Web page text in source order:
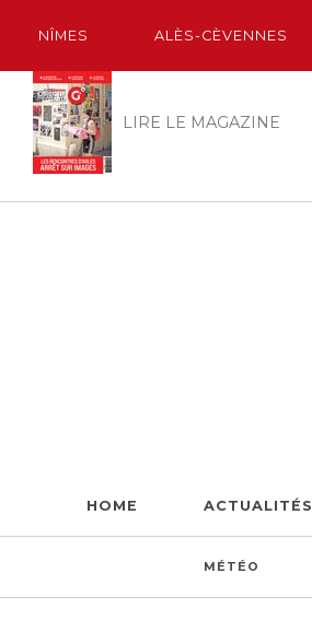
NÎMES ALÈS-CÈVENNES
LIRE LE MAGAZINE
HOME ACTUALITÉS
MÉTÉO